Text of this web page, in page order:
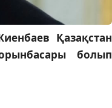
Қазақстан
болып